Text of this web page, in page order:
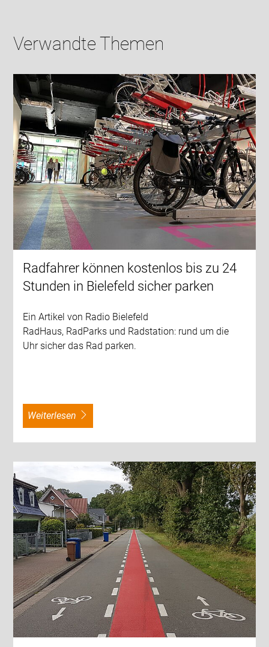
Verwandte Themen
Radfahrer können kostenlos bis zu 24
Stunden in Bielefeld sicher parken
Ein Artikel von Radio Bielefeld
RadHaus, RadParks und Radstation: rund um die
Uhr sicher das Rad parken.
weiterlesen